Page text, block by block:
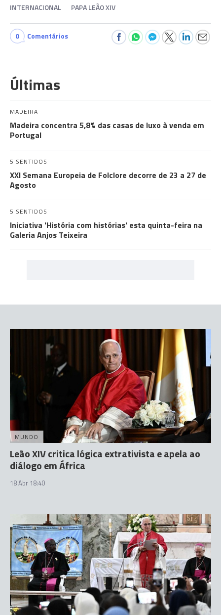
INTERNACIONAL PAPA LEÃO XIV
0 Comentários
Últimas
MADEIRA
Madeira concentra 5,8% das casas de luxo à venda em
Portugal
5 SENTIDOS
XXI Semana Europeia de Folclore decorre de 23 a 27 de
Agosto
5 SENTIDOS
Iniciativa 'História com histórias' esta quinta-feira na
Galeria Anjos Teixeira
MUNDO
Leão XIV critica lógica extrativista e apela ao
diálogo em África
18 Abr 18:40